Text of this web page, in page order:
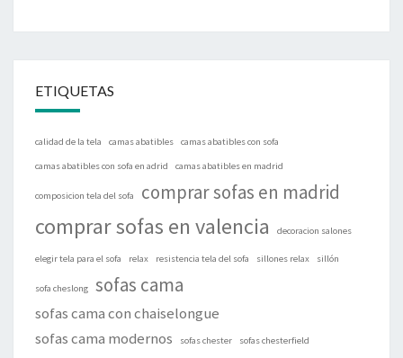
ETIQUETAS
calidad de la tela camas abatibles camas abatibles con sofa
camas abatibles con sofa en adrid camas abatibles en madrid
composicion tela del sofa comprar sofas en madrid
comprar sofas en valencia decoracion salones
elegir tela para el sofa relax resistencia tela del sofa sillones relax sillón
sofa cheslong sofas cama
sofas cama con chaiselongue
sofas cama modernos
sofas chester sofas chesterfield